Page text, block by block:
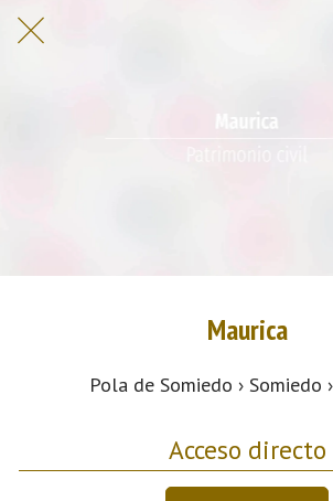
Maurica
Pola de Somiedo › Somiedo
Acceso directo